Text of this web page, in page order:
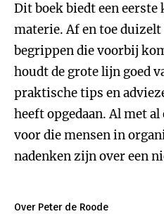
Dit boek biedt een
materie. Af en toe duizelt
begrippen die voorbij
houdt de grote lijn goed
praktische tips en
heeft opgedaan. Al met
voor die mensen in
nadenken zijn over een
Over Peter de Roode